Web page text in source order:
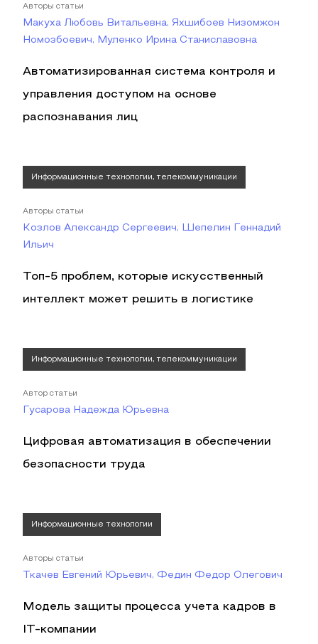
Авторы статьи
Макуха Любовь Витальевна, Яхшибоев Низомжон
Номозбоевич, Муленко Ирина Станиславовна
Автоматизированная система контроля и
управления доступом на основе
распознавания лиц
Информационные технологии, телекоммуникации
Авторы статьи
Козлов Александр Сергеевич, Шепелин Геннадий
Ильич
Топ-5 проблем, которые искусственный
интеллект может решить в логистике
Информационные технологии, телекоммуникации
Автор статьи
Гусарова Надежда Юрьевна
Цифровая автоматизация в обеспечении
безопасности труда
Информационные технологии
Авторы статьи
Ткачев Евгений Юрьевич, Федин Федор Олегович
Модель защиты процесса учета кадров в
IT-компании